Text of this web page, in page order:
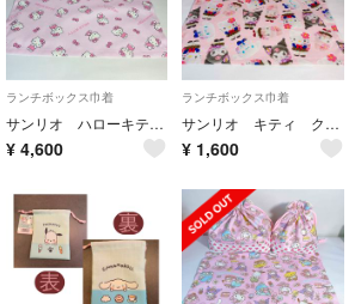
ランチボックス巾着
サンリオ ハローキティ お弁当袋 コップ袋 ランチョンマット キティ
¥ 4,600
ランチボックス巾着
サンリオ キティ クロミ お弁当袋 コップ袋 ランチョンマット ギャル
¥ 1,600